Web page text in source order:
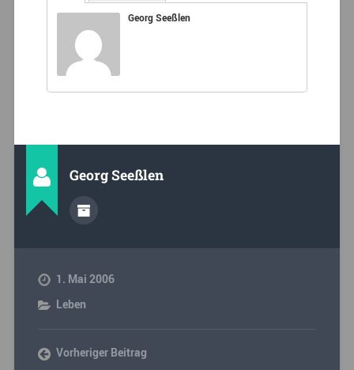
Georg Seeßlen
Georg Seeßlen
1. Mai 2006
Leben
Vorheriger Beitrag